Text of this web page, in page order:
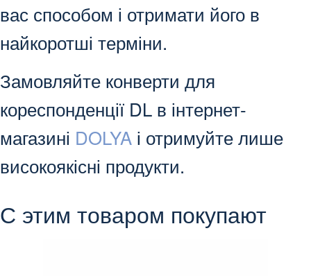
вас способом і отримати його в
найкоротші терміни.
Замовляйте конверти для
кореспонденції DL в інтернет-
магазині DOLYA і отримуйте лише
високоякісні продукти.
С этим товаром покупают